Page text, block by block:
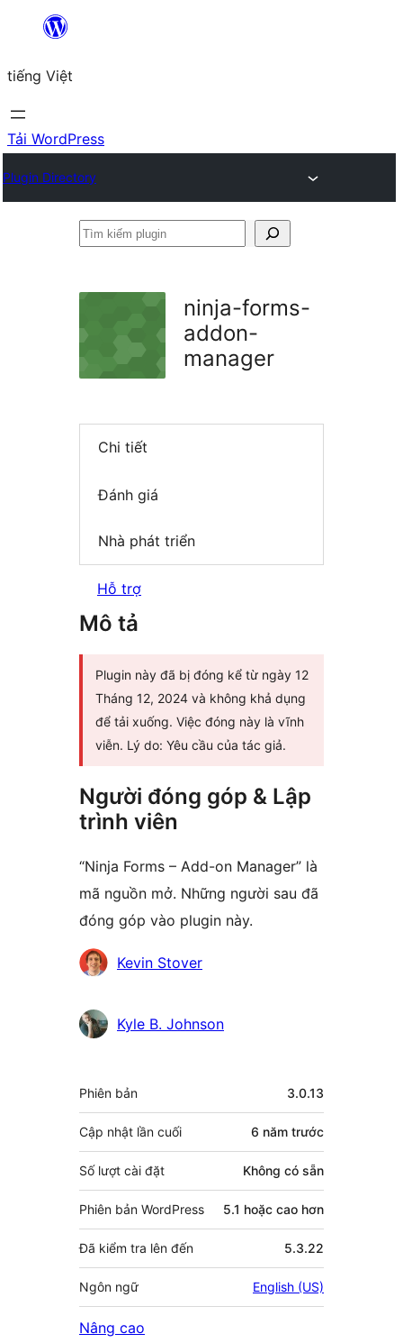
Chuyển
phần
nội
dung
tiếng Việt
Tải WordPress
Plugin Directory
Tìm
ninja-forms-
addon-
manager
Chi tiết
Đánh giá
Nhà phát triển
Hỗ trợ
Mô tả
Plugin này đã bị đóng kể từ ngày 12
Tháng 12, 2024 và không khả dụng
để tải xuống. Việc đóng này là vĩnh
viễn. Lý do: Yêu cầu của tác giả.
Người đóng góp & Lập
trình viên
“Ninja Forms – Add-on Manager” là
mã nguồn mở. Những người sau đã
đóng góp vào plugin này.
Những
đóng
góp
Kevin Stover
Kyle B. Johnson
Meta
Phiên bản 3.0.13
Cập nhật lần cuối 6 năm trước
Số lượt cài đặt Không có sẵn
Phiên bản WordPress 5.1 hoặc cao hơn
Đã kiểm tra lên đến 5.3.22
Ngôn ngữ English (US)
Nâng cao